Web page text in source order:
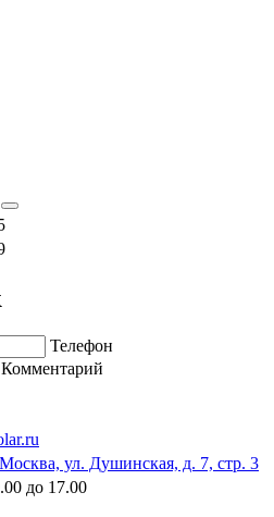
Телефон
Комментарий
Москва, ул. Душинская, д. 7, стр. 3
до 17.00